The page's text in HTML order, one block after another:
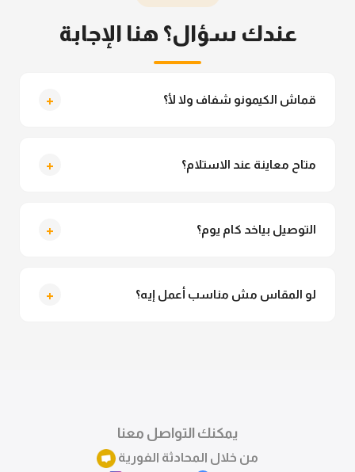
عندك سؤال؟ هنا الإجابة
قماش الكيمونو شفاف ولا لأ؟ +
متاح معاينة عند الاستلام؟ +
التوصيل بياخد كام يوم؟ +
لو المقاس مش مناسب أعمل إيه؟ +
يمكنك التواصل معنا
من خلال المحادثة الفورية